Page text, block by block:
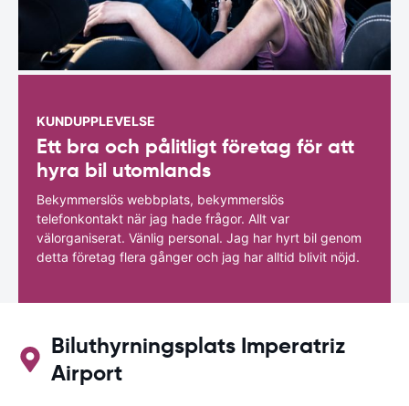
KUNDUPPLEVELSE
Ett bra och pålitligt företag för att
hyra bil utomlands
Bekymmerslös webbplats, bekymmerslös
telefonkontakt när jag hade frågor. Allt var
välorganiserat. Vänlig personal. Jag har hyrt bil genom
detta företag flera gånger och jag har alltid blivit nöjd.
Biluthyrningsplats Imperatriz
Airport